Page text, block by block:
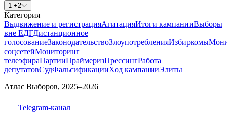
1 +2
Категория
Выдвижение и регистрацияАгитацияИтоги кампанииВыборы
вне ЕДГДистанционное
голосованиеЗаконодательствоЗлоупотребленияИзбиркомы
соцсетейМониторинг
телеэфираПартииПраймеризПрессингРабота
депутатовСудФальсификацииХод кампанииЭлиты
Атлас Выборов, 2025–2026
Telegram-канал